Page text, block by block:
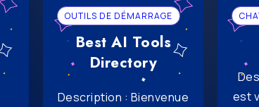
OUTILS DE DÉMARRAGE
Best AI Tools
Directory
Description : Bienvenue
est